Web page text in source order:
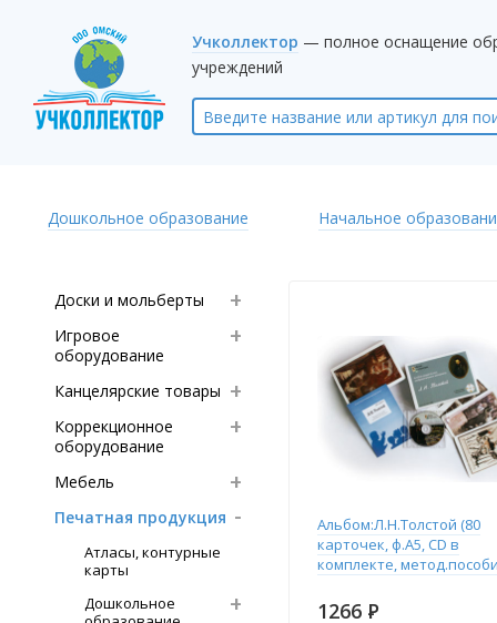
Учколлектор — полное оснащение
учреждений
Дошкольное образование Начальное
Доски и мольберты
Игровое
оборудование
Канцелярские товары
Коррекционное
оборудование
Мебель
Печатная продукция
Атласы, контурные
карты
Дошкольное
Альбом:Л.Н.Толстой (80
карточек, ф.А5, CD в
комплекте,
1266 Р